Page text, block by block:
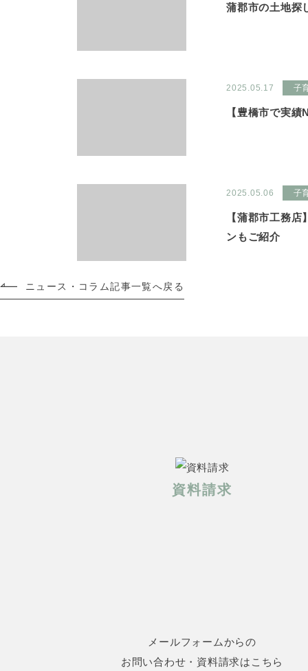
蒲郡市の土地探
2025.05.17 子
【豊橋市で実
2025.05.06 子
【蒲郡市工務
ンもご紹介
ニュース・コラム記事一覧へ戻る
資料請求
メールフォームからの
お問い合わせ・資料請求はこちら